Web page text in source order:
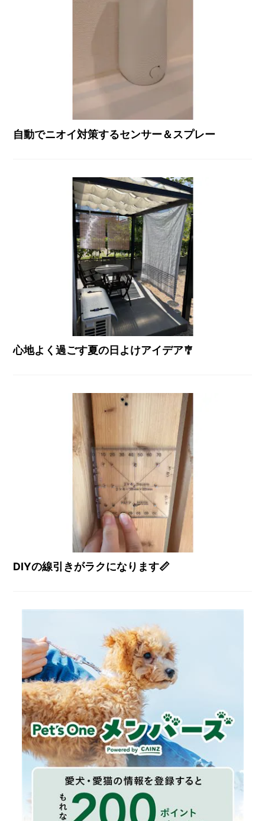
自動でニオイ対策するセンサー＆スプレー
心地よく過ごす夏の日よけアイデア🎐
DIYの線引きがラクになります📏